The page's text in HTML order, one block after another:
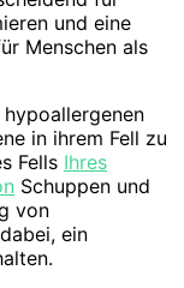
und eine
Menschen als
in ihrem Fell zu
Fells Ihres
Schuppen und
von
ein